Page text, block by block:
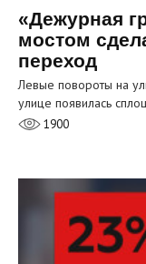
«Дежурная
мостом
переход
Левые повороты на
улице появилась
1900